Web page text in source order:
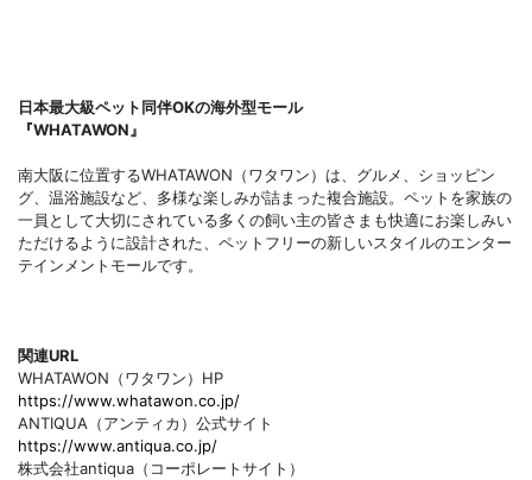
日本最大級ペット同伴OKの海外型モール
『WHATAWON』
南大阪に位置するWHATAWON（ワタワン）は、グルメ、ショッピン
グ、温浴施設など、多様な楽しみが詰まった複合施設。ペットを家族の
一員として大切にされている多くの飼い主の皆さまも快適にお楽しみい
ただけるように設計された、ペットフリーの新しいスタイルのエンター
テインメントモールです。
関連URL
WHATAWON（ワタワン）HP
https://www.whatawon.co.jp/
ANTIQUA（アンティカ）公式サイト
https://www.antiqua.co.jp/
株式会社antiqua（コーポレートサイト）